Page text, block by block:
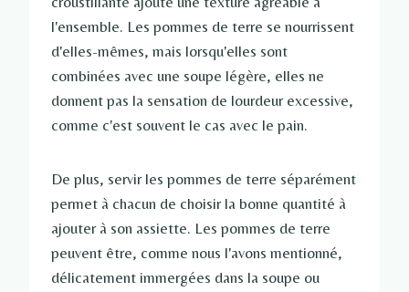
l'ensemble. Les pommes de terre se nourrissent
d'elles-mêmes, mais lorsqu'elles sont
combinées avec une soupe légère, elles ne
donnent pas la sensation de lourdeur excessive,
comme c'est souvent le cas avec le pain.
De plus, servir les pommes de terre séparément
permet à chacun de choisir la bonne quantité à
ajouter à son assiette. Les pommes de terre
peuvent être, comme nous l'avons mentionné,
délicatement immergées dans la soupe ou